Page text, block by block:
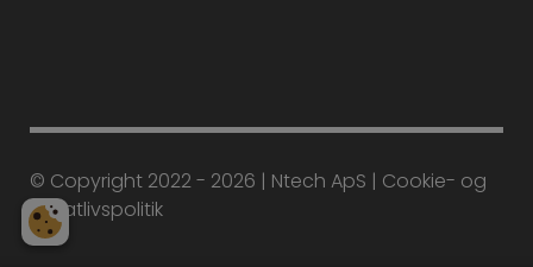
© Copyright 2022 - 2026 | Ntech ApS | Cookie- og
privatlivspolitik